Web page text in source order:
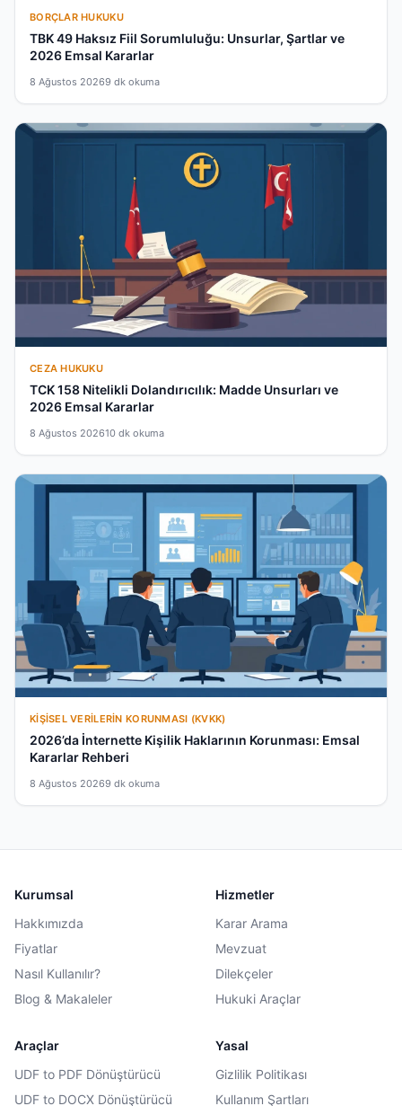
BORÇLAR HUKUKU
TBK 49 Haksız Fiil Sorumluluğu: Unsurlar, Şartlar ve
2026 Emsal Kararlar
8 Ağustos 20269 dk okuma
CEZA HUKUKU
TCK 158 Nitelikli Dolandırıcılık: Madde Unsurları ve
2026 Emsal Kararlar
8 Ağustos 202610 dk okuma
KIŞISEL VERILERIN KORUNMASI (KVKK)
2026’da İnternette Kişilik Haklarının Korunması: Emsal
Kararlar Rehberi
8 Ağustos 20269 dk okuma
Kurumsal
Hakkımızda
Fiyatlar
Nasıl Kullanılır?
Blog & Makaleler
Hizmetler
Karar Arama
Mevzuat
Dilekçeler
Hukuki Araçlar
Araçlar
UDF to PDF Dönüştürücü
UDF to DOCX Dönüştürücü
Yasal
Gizlilik Politikası
Kullanım Şartları